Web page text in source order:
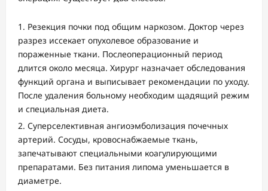
Резекция почки под общим наркозом. Доктор через
разрез иссекает опухолевое образование и
пораженные ткани. Послеоперационный период
длится около месяца. Хирург назначает обследования
функций органа и выписывает рекомендации по уходу.
После удаления больному необходим щадящий режим
и специальная диета.
Суперселективная ангиоэмболизация почечных
артерий. Сосуды, кровоснабжаемые ткань,
запечатывают специальными коагулирующими
препаратами. Без питания липома уменьшается в
диаметре.